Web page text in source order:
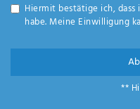
ich die
Daten­
gelesen
Hiermit bestätige ich, dass
habe. Meine Einwilligung
**